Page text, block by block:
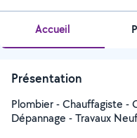
Accueil
Présentation
Plombier - Chauffagiste -
Dépannage - Travaux